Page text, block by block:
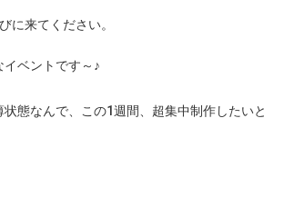
に来てください。
ベントです～♪
態なんで、この1週間、超集中制作したいと